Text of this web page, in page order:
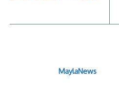
MaylaNews